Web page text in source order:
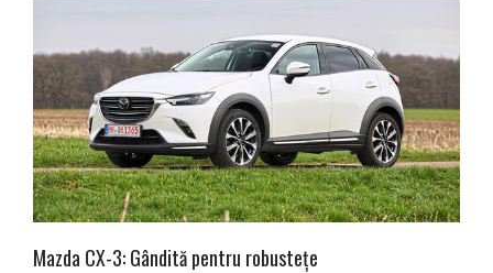
Mazda CX-3: Gândită pentru robustețe